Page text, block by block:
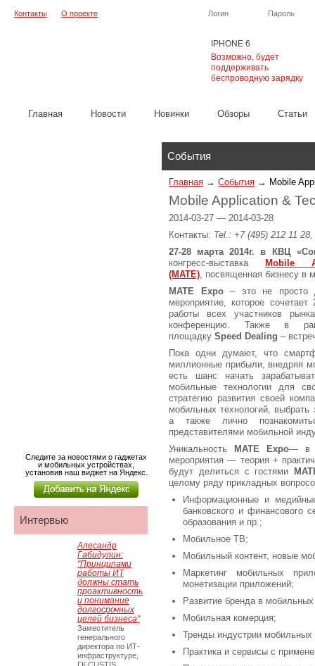
IPHONE 6
Возможно, будет
поддерживать
беспроводную зарядку
Логин Пароль
Контакты О проекте
Главная Новости Новинки Обзоры Cтатьи
События
Главная → События → Mobile
Mobile Application &
2014-03-27 — 2014-03-28
Контакты: Tel.: +7 (495) 212 11
27-28 марта 2014г. в КВЦ
конгресс-выставка
Mobile
(МАТЕ), посвященная бизнесу в
МАТЕ
Expo– это не просто
мероприятие, которое
работы всех участников
конференцию. Также в
площадку Speed Dealing –
Пока одни думают, что
миллионные прибыли, внедряя
есть шанс начать
мобильные технологии для
стратегию развития своей
мобильных технологий,
а также лично
представителями мобильной
Уникальность
МАТЕ Expo— в
мероприятия — теория +
будут делиться с гостями
целому ряду прикладных
Информационные и
банковского и финансового
образования и пр.;
Мобильное ТВ;
Мобильный контент, новые
Маркетинг мобильных
монетизации приложений;
Развитие бренда в
Мобильная комерция;
Тренды индустрии мобильных
Практика и сервисы с
Следите за новостями о гаджетах
и мобильных устройствах,
установив наш виджет на Яндекс.
Интервью
Алесандр
Габидулин:
"Принципами
работы ИТ
должны стать
проактивность
и понимание
долгосрочных
целей бизнеса"
Заместитель
генерального
директора по ИТ-
инфраструктуре,
ГК CUSTIS